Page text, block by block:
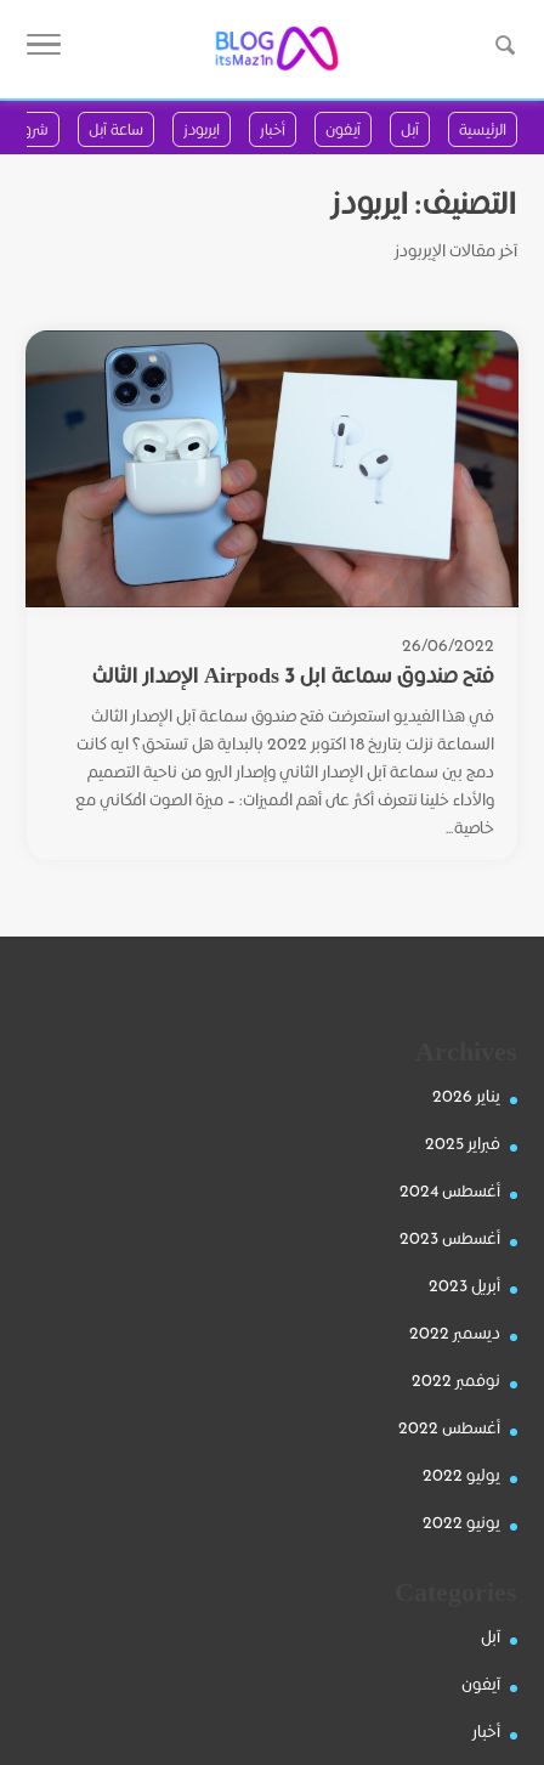
الرئيسية آبل آيفون أخبار ايربودز ساعة آبل شروحات
التصنيف:ايربودز
آخر مقالات الإيربودز
26/06/2022
فتح صندوق سماعة ابل Airpods 3 الإصدار الثالث
في هذا الفيديو استعرضت فتح صندوق سماعة آبل الإصدار الثالث
السماعة نزلت بتاريخ 18 اكتوبر 2022 بالبداية هل تستحق؟ ايه كانت
دمج بين سماعة آبل الإصدار الثاني وإصدار البرو من ناحية التصميم
والأداء خلينا نتعرف أكثر على أهم المميزات: – ميزة الصوت المكاني مع
خاصية...
يناير 2026
فبراير 2025
أغسطس 2024
أغسطس 2023
أبريل 2023
ديسمبر 2022
نوفمبر 2022
أغسطس 2022
يوليو 2022
يونيو 2022
آبل
آيفون
أخبار